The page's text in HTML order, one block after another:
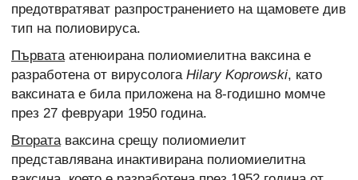
предотвратяват разпространението на щамовете див
тип на полиовируса.
Първатаатенюирана полиомиелитна ваксина е
разработена от вирусолога Hilary Koprowski, като
ваксината е била приложена на 8-годишно момче
през 27 февруари 1950 година.
Вторатаваксина срещу полиомиелит
представлявана инактивирана полиомиелитна